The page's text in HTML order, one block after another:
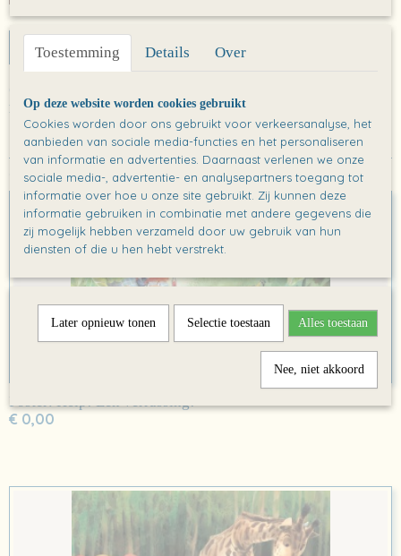
IN WINKELWAGEN
Poster: Serie Winde Wildeling
Ook interessant
Poster: Help! Een verrassing!
€ 0,00
Toestemming Details Over
Op deze website worden cookies gebruikt
Cookies worden door ons gebruikt voor verkeersanalyse, het
aanbieden van sociale media-functies en het personaliseren
van informatie en advertenties. Daarnaast verlenen we onze
sociale media-, advertentie- en analysepartners toegang tot
informatie over hoe u onze site gebruikt. Zij kunnen deze
informatie gebruiken in combinatie met andere gegevens die
zij mogelijk hebben verzameld door uw gebruik van hun
diensten of die u hen hebt verstrekt.
Later opnieuw tonen Selectie toestaan Alles toestaan
Nee, niet akkoord